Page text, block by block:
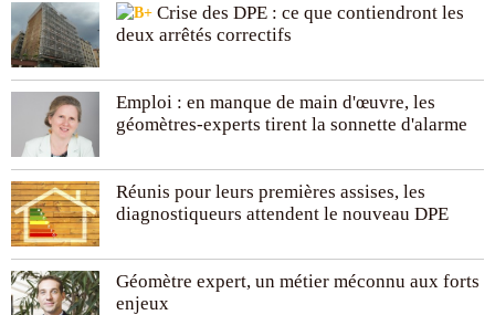
Crise des DPE : ce que contiendront les
deux arrêtés correctifs
Emploi : en manque de main d'œuvre, les
géomètres-experts tirent la sonnette d'alarme
Réunis pour leurs premières assises, les
diagnostiqueurs attendent le nouveau DPE
Géomètre expert, un métier méconnu aux forts
enjeux